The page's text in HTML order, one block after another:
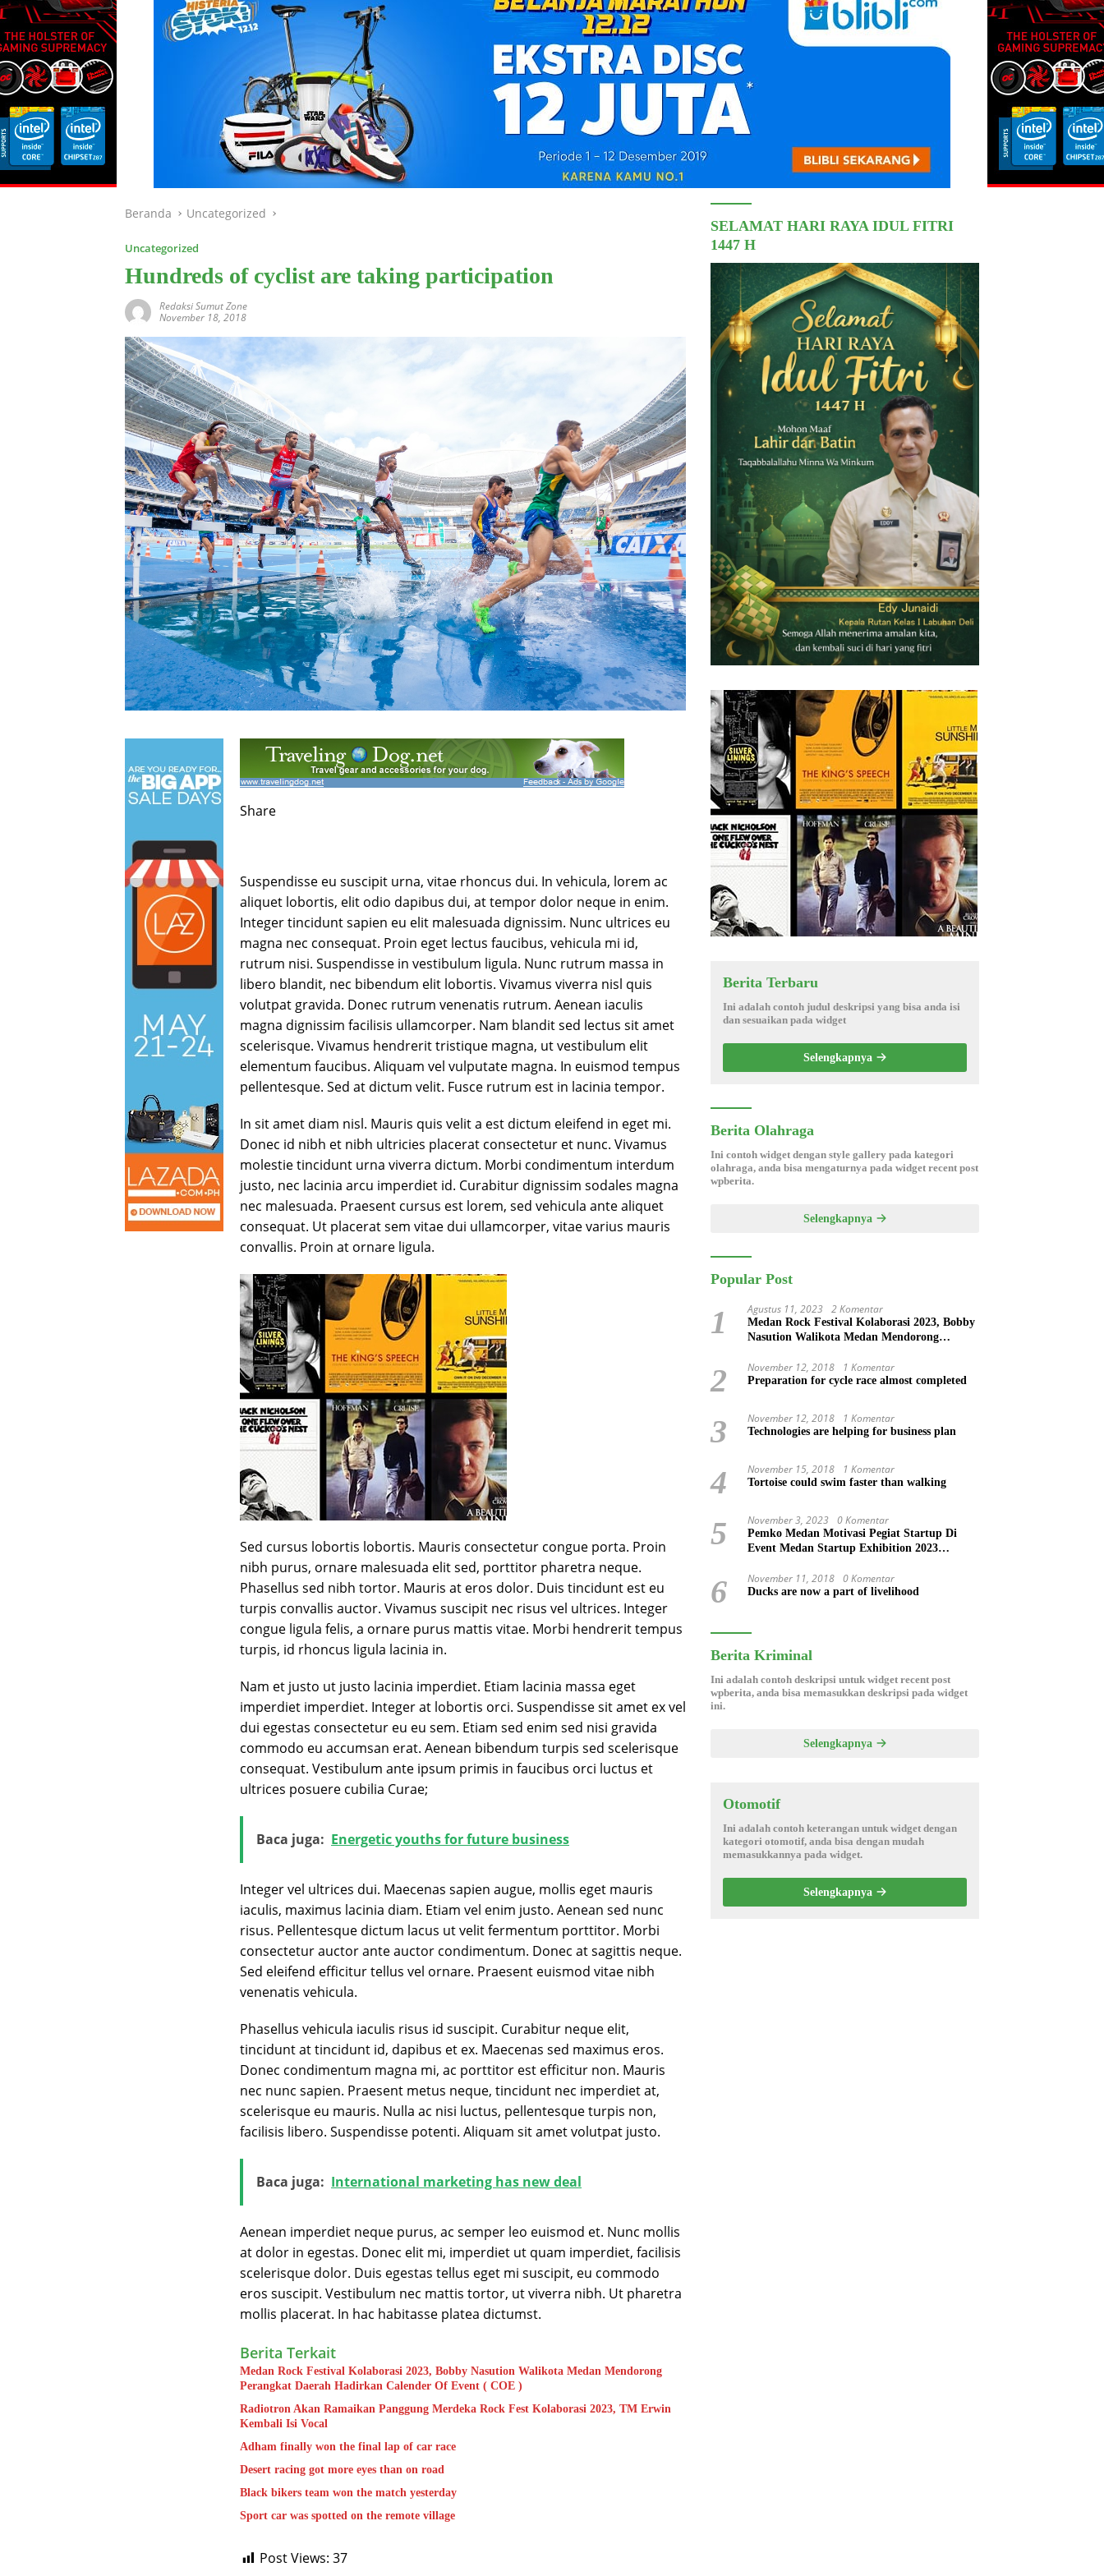
Beranda Uncategorized
Uncategorized
Hundreds of cyclist are taking participation
Redaksi Sumut Zone
November 18, 2018
Share
Suspendisse eu suscipit urna, vitae rhoncus dui. In vehicula, lorem ac
aliquet lobortis, elit odio dapibus dui, at tempor dolor neque in enim.
Integer tincidunt sapien eu elit malesuada dignissim. Nunc ultrices eu
magna nec consequat. Proin eget lectus faucibus, vehicula mi id,
rutrum nisi. Suspendisse in vestibulum ligula. Nunc rutrum massa in
libero blandit, nec bibendum elit lobortis. Vivamus viverra nisl quis
volutpat gravida. Donec rutrum venenatis rutrum. Aenean iaculis
magna dignissim facilisis ullamcorper. Nam blandit sed lectus sit amet
scelerisque. Vivamus hendrerit tristique magna, ut vestibulum elit
elementum faucibus. Aliquam vel vulputate magna. In euismod tempus
pellentesque. Sed at dictum velit. Fusce rutrum est in lacinia tempor.
In sit amet diam nisl. Mauris quis velit a est dictum eleifend in eget mi.
Donec id nibh et nibh ultricies placerat consectetur et nunc. Vivamus
molestie tincidunt urna viverra dictum. Morbi condimentum interdum
justo, nec lacinia arcu imperdiet id. Curabitur dignissim sodales magna
nec malesuada. Praesent cursus est lorem, sed vehicula ante aliquet
consequat. Ut placerat sem vitae dui ullamcorper, vitae varius mauris
convallis. Proin at ornare ligula.
Sed cursus lobortis lobortis. Mauris consectetur congue porta. Proin
nibh purus, ornare malesuada elit sed, porttitor pharetra neque.
Phasellus sed nibh tortor. Mauris at eros dolor. Duis tincidunt est eu
turpis convallis auctor. Vivamus suscipit nec risus vel ultrices. Integer
congue ligula felis, a ornare purus mattis vitae. Morbi hendrerit tempus
turpis, id rhoncus ligula lacinia in.
Nam et justo ut justo lacinia imperdiet. Etiam lacinia massa eget
imperdiet imperdiet. Integer at lobortis orci. Suspendisse sit amet ex vel
dui egestas consectetur eu eu sem. Etiam sed enim sed nisi gravida
commodo eu accumsan erat. Aenean bibendum turpis sed scelerisque
consequat. Vestibulum ante ipsum primis in faucibus orci luctus et
ultrices posuere cubilia Curae;
Baca juga: Energetic youths for future business
Integer vel ultrices dui. Maecenas sapien augue, mollis eget mauris
iaculis, maximus lacinia diam. Etiam vel enim justo. Aenean sed nunc
risus. Pellentesque dictum lacus ut velit fermentum porttitor. Morbi
consectetur auctor ante auctor condimentum. Donec at sagittis neque.
Sed eleifend efficitur tellus vel ornare. Praesent euismod vitae nibh
venenatis vehicula.
Phasellus vehicula iaculis risus id suscipit. Curabitur neque elit,
tincidunt at tincidunt id, dapibus et ex. Maecenas sed maximus eros.
Donec condimentum magna mi, ac porttitor est efficitur non. Mauris
nec nunc sapien. Praesent metus neque, tincidunt nec imperdiet at,
scelerisque eu mauris. Nulla ac nisi luctus, pellentesque turpis non,
facilisis libero. Suspendisse potenti. Aliquam sit amet volutpat justo.
Baca juga: International marketing has new deal
Aenean imperdiet neque purus, ac semper leo euismod et. Nunc mollis
at dolor in egestas. Donec elit mi, imperdiet ut quam imperdiet, facilisis
scelerisque dolor. Duis egestas tellus eget mi suscipit, eu commodo
eros suscipit. Vestibulum nec mattis tortor, ut viverra nibh. Ut pharetra
mollis placerat. In hac habitasse platea dictumst.
Berita Terkait
Medan Rock Festival Kolaborasi 2023, Bobby Nasution Walikota Medan Mendorong
Perangkat Daerah Hadirkan Calender Of Event ( COE )
Radiotron Akan Ramaikan Panggung Merdeka Rock Fest Kolaborasi 2023, TM Erwin
Kembali Isi Vocal
Adham finally won the final lap of car race
Desert racing got more eyes than on road
Black bikers team won the match yesterday
Sport car was spotted on the remote village
Post Views: 37
SELAMAT HARI RAYA IDUL FITRI
1447 H
Berita Terbaru
Ini adalah contoh judul deskripsi yang bisa anda isi
dan sesuaikan pada widget
Selengkapnya
Berita Olahraga
Ini contoh widget dengan style gallery pada kategori
olahraga, anda bisa mengaturnya pada widget recent post
wpberita.
Selengkapnya
Popular Post
1 Agustus 11, 2023 2 Komentar
Medan Rock Festival Kolaborasi 2023, Bobby
Nasution Walikota Medan Mendorong
Event ( COE )
2 November 12, 2018 1 Komentar
Preparation for cycle race almost completed
3 November 12, 2018 1 Komentar
Technologies are helping for business plan
4 November 15, 2018 1 Komentar
Tortoise could swim faster than walking
5 November 3, 2023 0 Komentar
Pemko Medan Motivasi Pegiat Startup Di
Event Medan Startup Exhibition 2023
6 November 11, 2018 0 Komentar
Ducks are now a part of livelihood
Berita Kriminal
Ini adalah contoh deskripsi untuk widget recent post
wpberita, anda bisa memasukkan deskripsi pada widget
ini.
Selengkapnya
Otomotif
Ini adalah contoh keterangan untuk widget dengan
kategori otomotif, anda bisa dengan mudah
memasukkannya pada widget.
Selengkapnya